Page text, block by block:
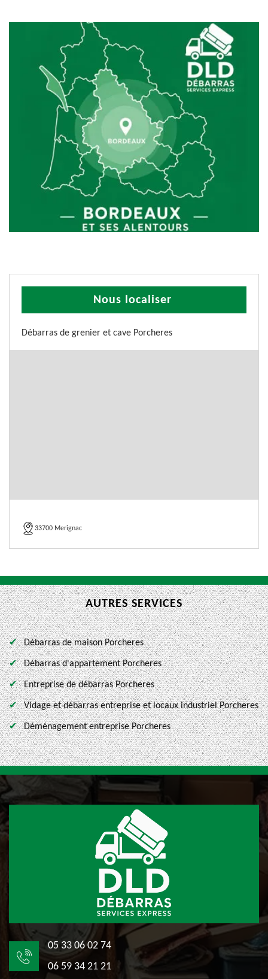
Nous localiser
Débarras de grenier et cave Porcheres
33700 Merignac
AUTRES SERVICES
Débarras de maison Porcheres
Débarras d'appartement Porcheres
Entreprise de débarras Porcheres
Vidage et débarras entreprise et locaux industriel Porcheres
Déménagement entreprise Porcheres
05 33 06 02 74
06 59 34 21 21